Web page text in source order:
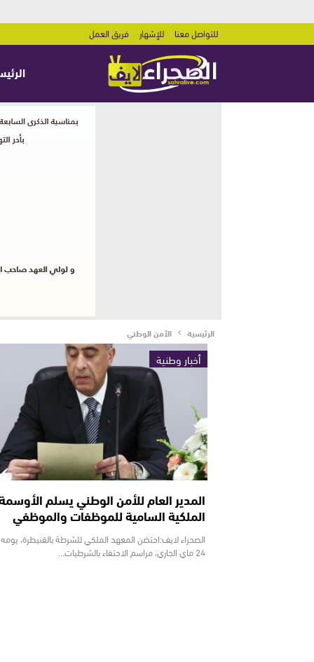
للتواصل معنا للإشهار فريق العمل
الرئيسية الأمن الوطني
أخبار وطنية
المدير العام للأمن الوطني يسلم
الملكية السامية للموظفات والموظفي
الصحراء لايف:احتضن المعهد الملكي للشرطة بالقنيطرة،
24 ماي الجاري، مراسم الاحتفاء بالشرطيات…